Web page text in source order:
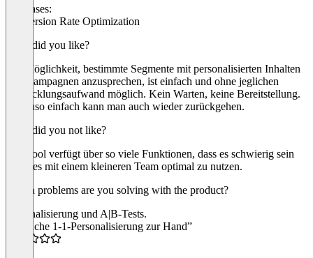
Use cases:
Conversion Rate Optimization
What did you like?
Die Möglichkeit, bestimmte Segmente mit personalisierten Inhalten
und Kampagnen anzusprechen, ist einfach und ohne jeglichen
Entwicklungsaufwand möglich. Kein Warten, keine Bereitstellung.
Genauso einfach kann man auch wieder zurückgehen.
What did you not like?
Das Tool verfügt über so viele Funktionen, dass es schwierig sein
kann, es mit einem kleineren Team optimal zu nutzen.
Which problems are you solving with the product?
Personalisierung und A|B-Tests.
“Einfache 1-1-Personalisierung zur Hand”